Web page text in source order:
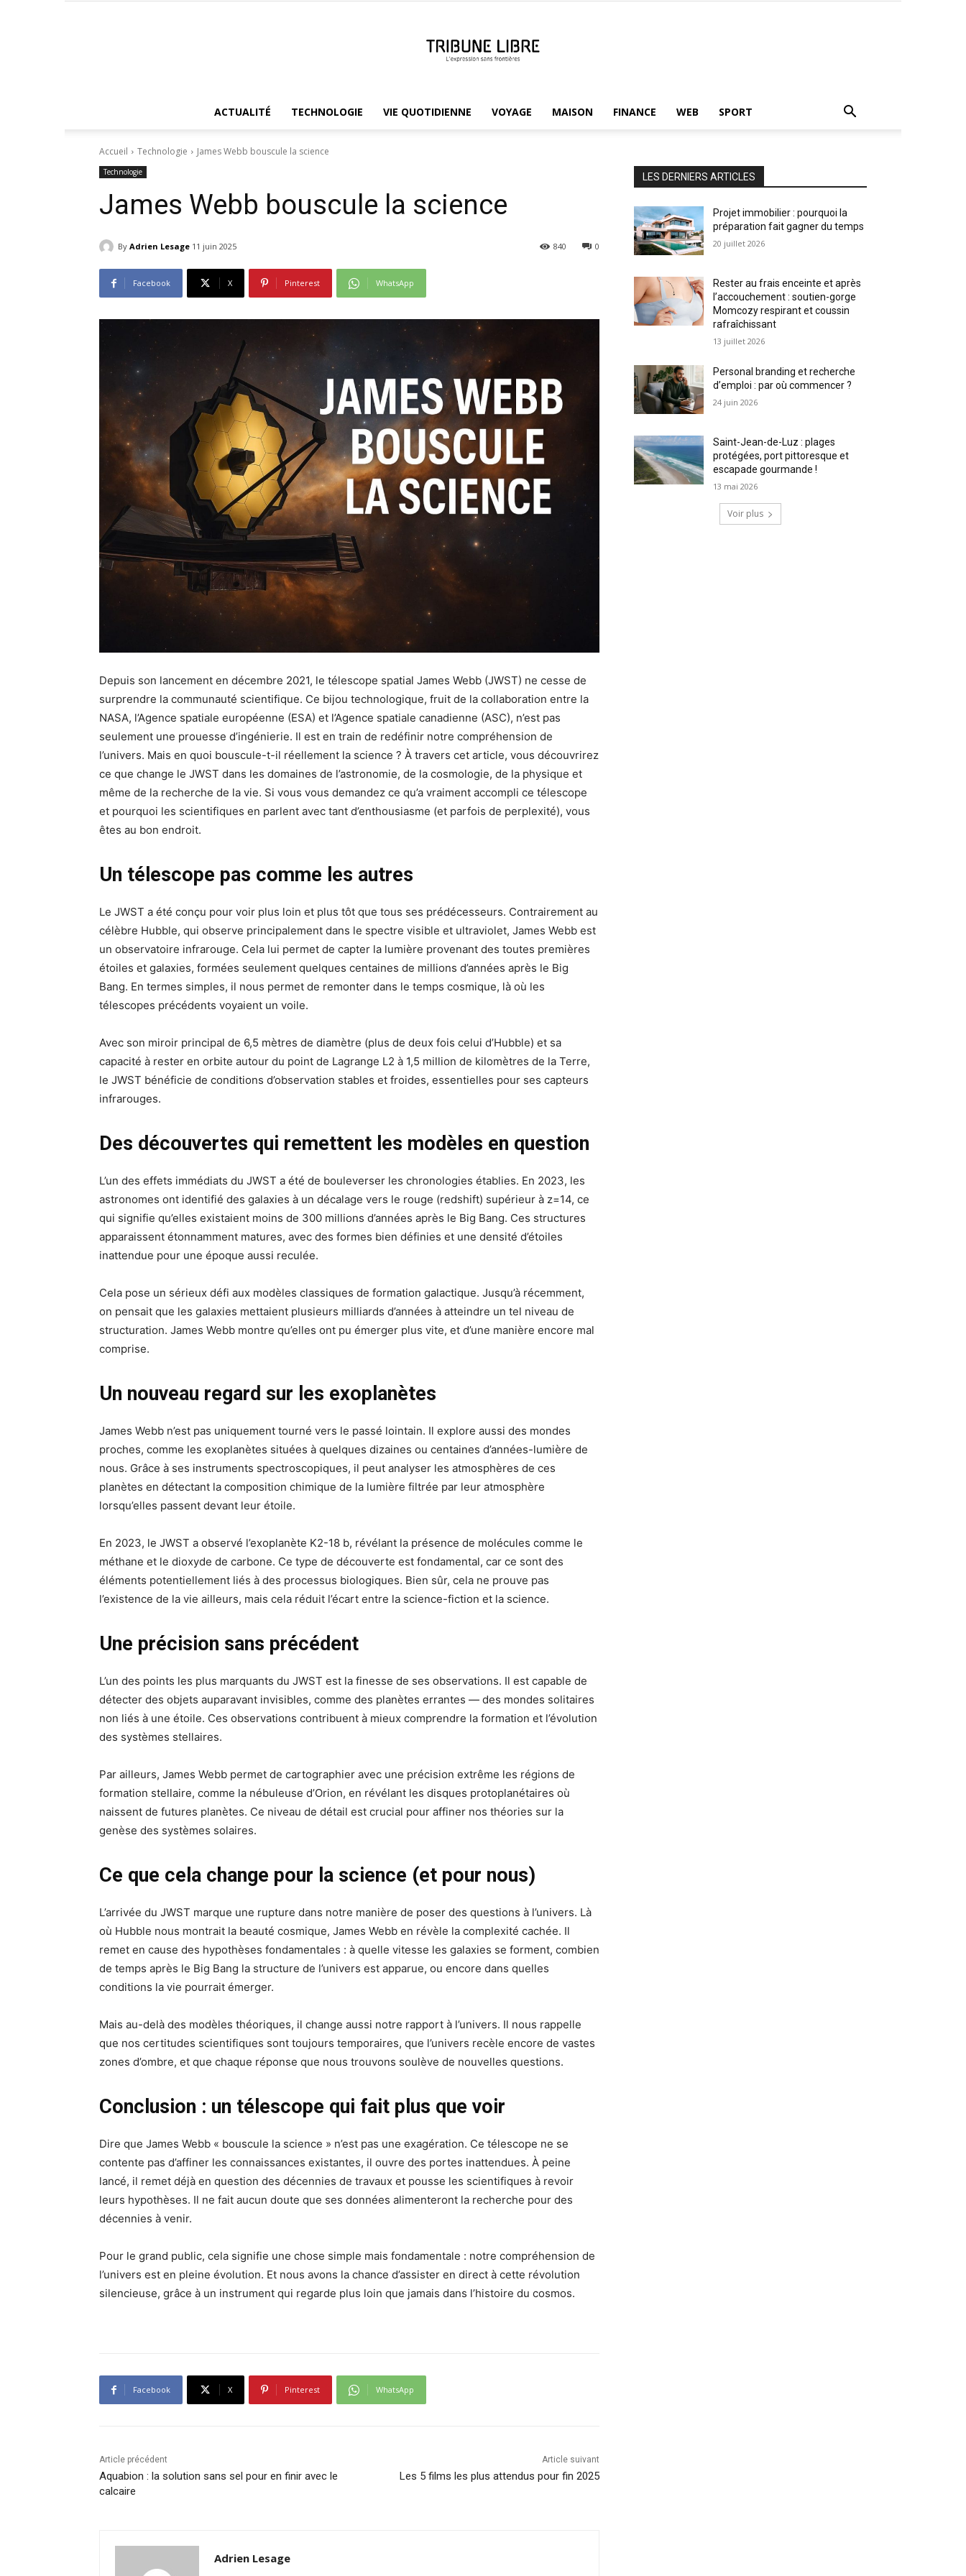
ACTUALITÉ TECHNOLOGIE VIE QUOTIDIENNE VOYAGE MAISON FINANCE WEB SPORT
Accueil Technologie James Webb bouscule la science
Technologie
James Webb bouscule la science
By Adrien Lesage 11 juin 2025 0
840
Facebook X Pinterest WhatsApp
Depuis son lancement en décembre 2021, le télescope spatial James Webb (JWST) ne cesse de
surprendre la communauté scientifique. Ce bijou technologique, fruit de la collaboration entre la
NASA, l’Agence spatiale européenne (ESA) et l’Agence spatiale canadienne (ASC), n’est pas
seulement une prouesse d’ingénierie. Il est en train de redéfinir notre compréhension de
l’univers. Mais en quoi bouscule-t-il réellement la science ? À travers cet article, vous découvrirez
ce que change le JWST dans les domaines de l’astronomie, de la cosmologie, de la physique et
même de la recherche de la vie. Si vous vous demandez ce qu’a vraiment accompli ce télescope
et pourquoi les scientifiques en parlent avec tant d’enthousiasme (et parfois de perplexité), vous
êtes au bon endroit.
Un télescope pas comme les autres
Le JWST a été conçu pour voir plus loin et plus tôt que tous ses prédécesseurs. Contrairement au
célèbre Hubble, qui observe principalement dans le spectre visible et ultraviolet, James Webb est
un observatoire infrarouge. Cela lui permet de capter la lumière provenant des toutes premières
étoiles et galaxies, formées seulement quelques centaines de millions d’années après le Big
Bang. En termes simples, il nous permet de remonter dans le temps cosmique, là où les
télescopes précédents voyaient un voile.
Avec son miroir principal de 6,5 mètres de diamètre (plus de deux fois celui d’Hubble) et sa
capacité à rester en orbite autour du point de Lagrange L2 à 1,5 million de kilomètres de la Terre,
le JWST bénéficie de conditions d’observation stables et froides, essentielles pour ses capteurs
infrarouges.
Des découvertes qui remettent les modèles en question
L’un des effets immédiats du JWST a été de bouleverser les chronologies établies. En 2023, les
astronomes ont identifié des galaxies à un décalage vers le rouge (redshift) supérieur à z=14, ce
qui signifie qu’elles existaient moins de 300 millions d’années après le Big Bang. Ces structures
apparaissent étonnamment matures, avec des formes bien définies et une densité d’étoiles
inattendue pour une époque aussi reculée.
Cela pose un sérieux défi aux modèles classiques de formation galactique. Jusqu’à récemment,
on pensait que les galaxies mettaient plusieurs milliards d’années à atteindre un tel niveau de
structuration. James Webb montre qu’elles ont pu émerger plus vite, et d’une manière encore mal
comprise.
Un nouveau regard sur les exoplanètes
James Webb n’est pas uniquement tourné vers le passé lointain. Il explore aussi des mondes
proches, comme les exoplanètes situées à quelques dizaines ou centaines d’années-lumière de
nous. Grâce à ses instruments spectroscopiques, il peut analyser les atmosphères de ces
planètes en détectant la composition chimique de la lumière filtrée par leur atmosphère
lorsqu’elles passent devant leur étoile.
En 2023, le JWST a observé l’exoplanète K2-18 b, révélant la présence de molécules comme le
méthane et le dioxyde de carbone. Ce type de découverte est fondamental, car ce sont des
éléments potentiellement liés à des processus biologiques. Bien sûr, cela ne prouve pas
l’existence de la vie ailleurs, mais cela réduit l’écart entre la science-fiction et la science.
Une précision sans précédent
L’un des points les plus marquants du JWST est la finesse de ses observations. Il est capable de
détecter des objets auparavant invisibles, comme des planètes errantes — des mondes solitaires
non liés à une étoile. Ces observations contribuent à mieux comprendre la formation et l’évolution
des systèmes stellaires.
Par ailleurs, James Webb permet de cartographier avec une précision extrême les régions de
formation stellaire, comme la nébuleuse d’Orion, en révélant les disques protoplanétaires où
naissent de futures planètes. Ce niveau de détail est crucial pour affiner nos théories sur la
genèse des systèmes solaires.
Ce que cela change pour la science (et pour nous)
L’arrivée du JWST marque une rupture dans notre manière de poser des questions à l’univers. Là
où Hubble nous montrait la beauté cosmique, James Webb en révèle la complexité cachée. Il
remet en cause des hypothèses fondamentales : à quelle vitesse les galaxies se forment, combien
de temps après le Big Bang la structure de l’univers est apparue, ou encore dans quelles
conditions la vie pourrait émerger.
Mais au-delà des modèles théoriques, il change aussi notre rapport à l’univers. Il nous rappelle
que nos certitudes scientifiques sont toujours temporaires, que l’univers recèle encore de vastes
zones d’ombre, et que chaque réponse que nous trouvons soulève de nouvelles questions.
Conclusion : un télescope qui fait plus que voir
Dire que James Webb « bouscule la science » n’est pas une exagération. Ce télescope ne se
contente pas d’affiner les connaissances existantes, il ouvre des portes inattendues. À peine
lancé, il remet déjà en question des décennies de travaux et pousse les scientifiques à revoir
leurs hypothèses. Il ne fait aucun doute que ses données alimenteront la recherche pour des
décennies à venir.
Pour le grand public, cela signifie une chose simple mais fondamentale : notre compréhension de
l’univers est en pleine évolution. Et nous avons la chance d’assister en direct à cette révolution
silencieuse, grâce à un instrument qui regarde plus loin que jamais dans l’histoire du cosmos.
Facebook X Pinterest WhatsApp
Article précédent
Aquabion : la solution sans sel pour en finir avec le
calcaire
Article suivant
Les 5 films les plus attendus pour fin 2025
Adrien Lesage
LES DERNIERS ARTICLES
Projet immobilier : pourquoi la
préparation fait gagner du temps
20 juillet 2026
Rester au frais enceinte et après
l’accouchement : soutien-gorge
Momcozy respirant et coussin
rafraîchissant
13 juillet 2026
Personal branding et recherche
d’emploi : par où commencer ?
24 juin 2026
Saint-Jean-de-Luz : plages
protégées, port pittoresque et
escapade gourmande !
13 mai 2026
Voir plus